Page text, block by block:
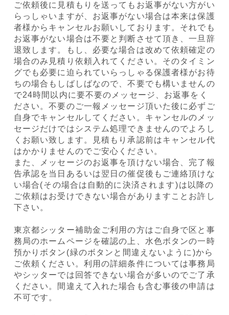
ご依頼後に見積もりを送ってもお返事がない方がい
らっしゃいますが、お返事がない場合は本来は保護
者様からキャンセルお願いしております。それでも
お返事がない場合は不要と判断させて頂き、一旦辞
退致します。もし、必要な場合は改めて依頼確定の
場合のみ見積り依頼入れてください。そのタイミン
グでも必要に迫られていらっしゃる保護者様がお待
ちの場合もしばしばなので、不要でも構いませんの
で24時間以内に要不要のメッセージ、お返事をく
ださい。不要のご一報メッセージ頂いた後に必ずご
自身でキャンセルしてください。キャンセルのメッ
セージだけではシステム処理できませんのでよろし
くお願い致します。見積もり承認前はキャンセル代
はかかりませんのでご安心ください。
また、メッセージのお返事を頂けない場合、完了報
告承認を当日あるいは翌日の催促後もご連絡頂けな
い場合(⁠その場合は自動的に決済されます⁠)は以降の
ご依頼はお受けできない場合がありますことお許し
下さい。
東京都シッター補助金ご利用の方はご自身で区と事
務局のホームページを確認の上、水色ボタンの一時
預かりボタン(⁠緑のボタンと間違えないように)から
ご依頼ください。利用の詳細条件については事務局
やシッターでは回答できない場合が多いのでご了承
ください。間違えて入れた場合も含む事後の申請は
不可です。